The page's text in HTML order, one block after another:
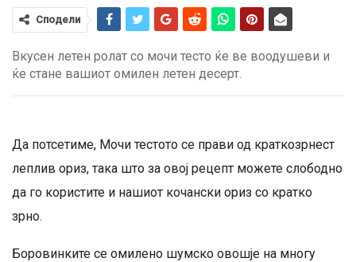
Сподели
Вкусен летен ролат со мочи тесто ќе ве воодушеви и
ќе стане вашиот омилен летен десерт.
Да потсетиме, Мочи тестото се прави од краткозрнест
леплив ориз, така што за овој рецепт можете слободно
да го користите и нашиот кочански ориз со кратко
зрно.
Боровинките се омилено шумско овошје на многу